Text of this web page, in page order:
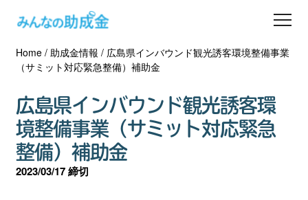
助成金を探す
士業の方へ
助成金コラム
専門家一覧
Home/ 助成金情報 / 広島県インバウンド観光誘客環境整備事業
（サミット対応緊急整備）補助金
広島県インバウンド観光誘客環
境整備事業（サミット対応緊急
整備）補助金
2023/03/17 締切